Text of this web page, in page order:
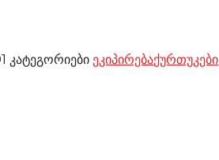
კატეგორიები ეკიპირებაქურთუკები